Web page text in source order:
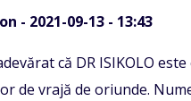
- 2021-09-13 - 13:43
că DR ISIKOLO este
de vrajă de oriunde.